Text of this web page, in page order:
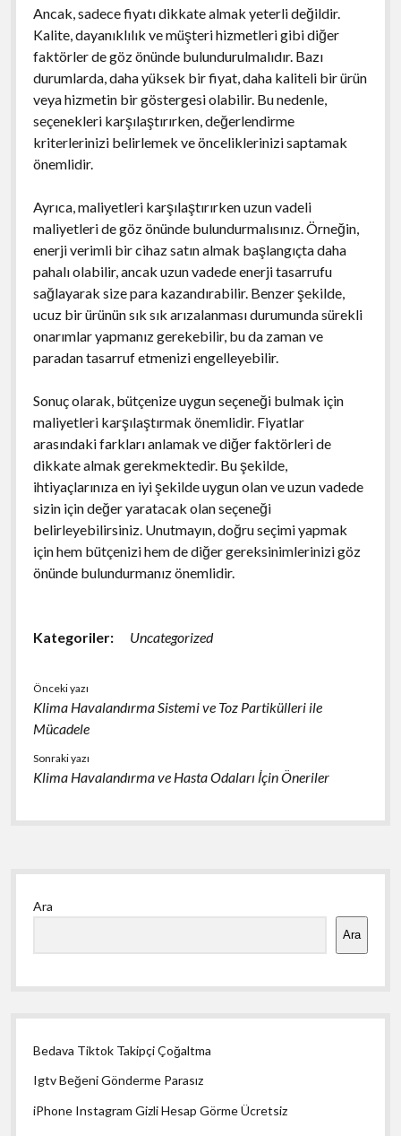
Ancak, sadece fiyatı dikkate almak yeterli değildir.
Kalite, dayanıklılık ve müşteri hizmetleri gibi diğer
faktörler de göz önünde bulundurulmalıdır. Bazı
durumlarda, daha yüksek bir fiyat, daha kaliteli bir ürün
veya hizmetin bir göstergesi olabilir. Bu nedenle,
seçenekleri karşılaştırırken, değerlendirme
kriterlerinizi belirlemek ve önceliklerinizi saptamak
önemlidir.
Ayrıca, maliyetleri karşılaştırırken uzun vadeli
maliyetleri de göz önünde bulundurmalısınız. Örneğin,
enerji verimli bir cihaz satın almak başlangıçta daha
pahalı olabilir, ancak uzun vadede enerji tasarrufu
sağlayarak size para kazandırabilir. Benzer şekilde,
ucuz bir ürünün sık sık arızalanması durumunda sürekli
onarımlar yapmanız gerekebilir, bu da zaman ve
paradan tasarruf etmenizi engelleyebilir.
Sonuç olarak, bütçenize uygun seçeneği bulmak için
maliyetleri karşılaştırmak önemlidir. Fiyatlar
arasındaki farkları anlamak ve diğer faktörleri de
dikkate almak gerekmektedir. Bu şekilde,
ihtiyaçlarınıza en iyi şekilde uygun olan ve uzun vadede
sizin için değer yaratacak olan seçeneği
belirleyebilirsiniz. Unutmayın, doğru seçimi yapmak
için hem bütçenizi hem de diğer gereksinimlerinizi göz
önünde bulundurmanız önemlidir.
Kategoriler: Uncategorized
Önceki yazı
Klima Havalandırma Sistemi ve Toz Partikülleri ile
Mücadele
Sonraki yazı
Klima Havalandırma ve Hasta Odaları İçin Öneriler
Yan
Menü
Ara
Ara
Bedava Tiktok Takipçi Çoğaltma
Igtv Beğeni Gönderme Parasız
iPhone Instagram Gizli Hesap Görme Ücretsiz